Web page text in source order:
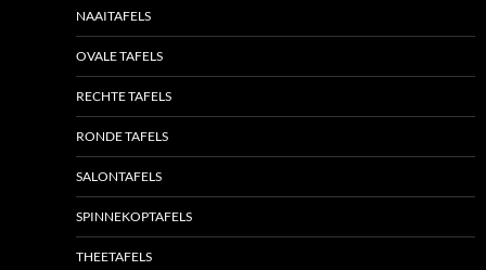
NAAITAFELS
OVALE TAFELS
RECHTE TAFELS
RONDE TAFELS
SALONTAFELS
SPINNEKOPTAFELS
THEETAFELS